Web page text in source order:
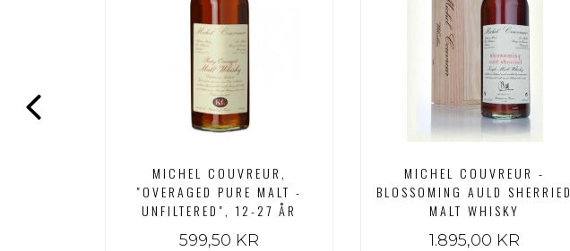
MICHEL COUVREUR,
"OVERAGED PURE MALT -
UNFILTERED", 12-27 ÅR
599,50 KR
MICHEL COUVREUR -
BLOSSOMING AULD SHERRIED
MALT WHISKY
1.895,00 KR